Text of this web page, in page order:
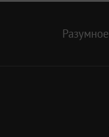
Разумное